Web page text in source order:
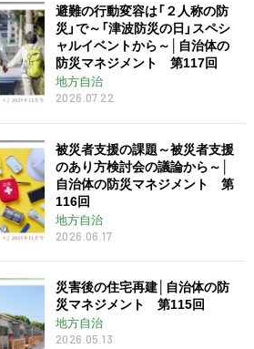
避難の行動変容は「２人称の防
災」で～「津波防災の日」スペシ
ャルイベントから～│自治体の
防災マネジメント 第117回
地方自治
2026.07.22
被災者支援の課題～被災者支援
のあり方検討会の議論から～│
自治体の防災マネジメント 第
116回
地方自治
2026.06.17
災害後の住宅再建│自治体の防
災マネジメント 第115回
地方自治
2026.05.13